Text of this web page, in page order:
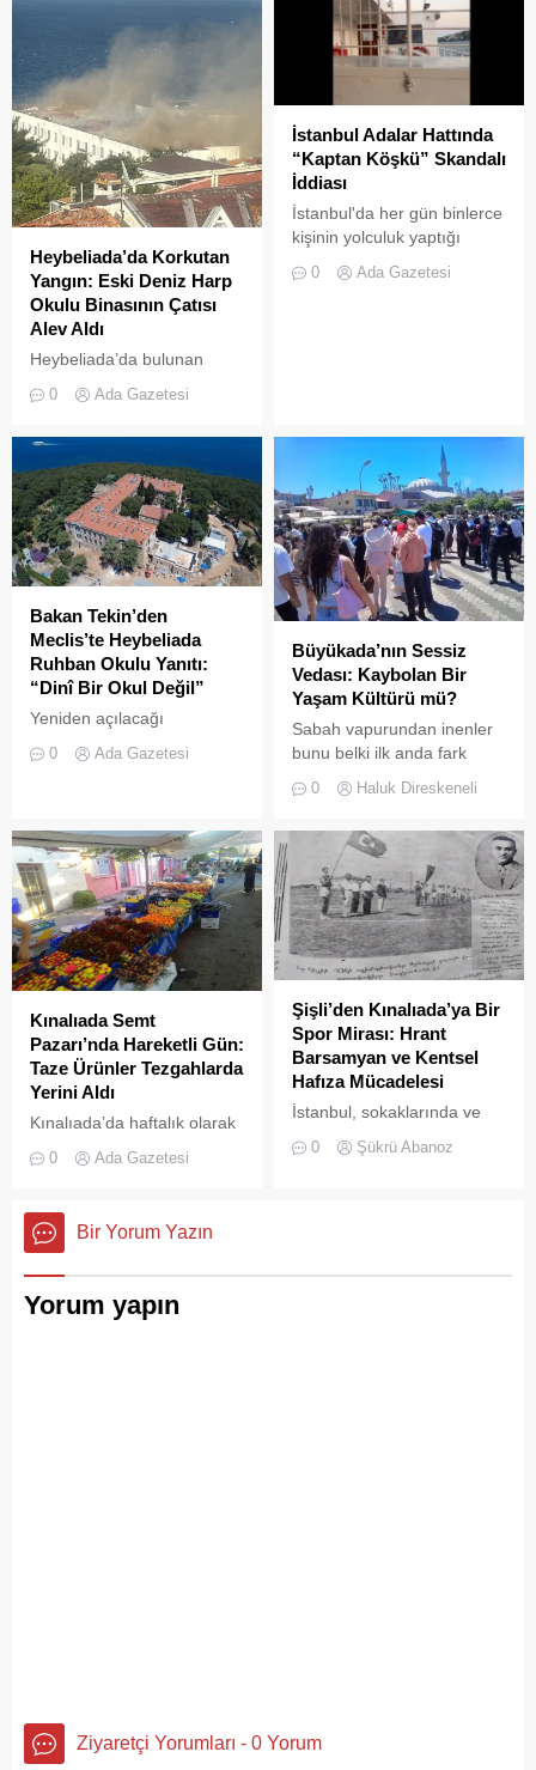
Heybeliada’da Korkutan
Yangın: Eski Deniz Harp
Okulu Binasının Çatısı
Alev Aldı
Heybeliada’da bulunan
çatısında, tamirat
yoğun duman paniğe neden
olurken, itfaiye ekipleri
yangına hızla müdahale etti.
0 Ada Gazetesi
İstanbul Adalar Hattında
“Kaptan Köşkü” Skandalı
İddiası
İstanbul'da her gün binlerce
kişinin yolculuk yaptığı
görüntüler "bu kadarına da
0 Ada Gazetesi
Bakan Tekin’den
Meclis’te Heybeliada
Ruhban Okulu Yanıtı:
“Dinî Bir Okul Değil”
Yeniden açılacağı
kamuoyunda sıkça tartışılan
0 Ada Gazetesi
Büyükada’nın Sessiz
Vedası: Kaybolan Bir
Yaşam Kültürü mü?
Sabah vapurundan inenler
bunu belki ilk anda fark
Büyükada’yı elli, altmış yıldır
ve adımları değişti
0 Haluk Direskeneli
Kınalıada Semt
Pazarı’nda Hareketli Gün:
Taze Ürünler Tezgahlarda
Yerini Aldı
Kınalıada’da haftalık olarak
kurulan semt pazarı, ada
sakinleri ve ziyaretçilerin
canlılığına ulaştı.
0 Ada Gazetesi
Şişli’den Kınalıada’ya Bir
Spor Mirası: Hrant
Barsamyan ve Kentsel
Hafıza Mücadelesi
İstanbul, sokaklarında ve
yeşil sahalarında
yüzyıllardır biriktirdiği çok
0 Şükrü Abanoz
Bir Yorum Yazın
Yorum yapın
Ziyaretçi Yorumları - 0 Yorum